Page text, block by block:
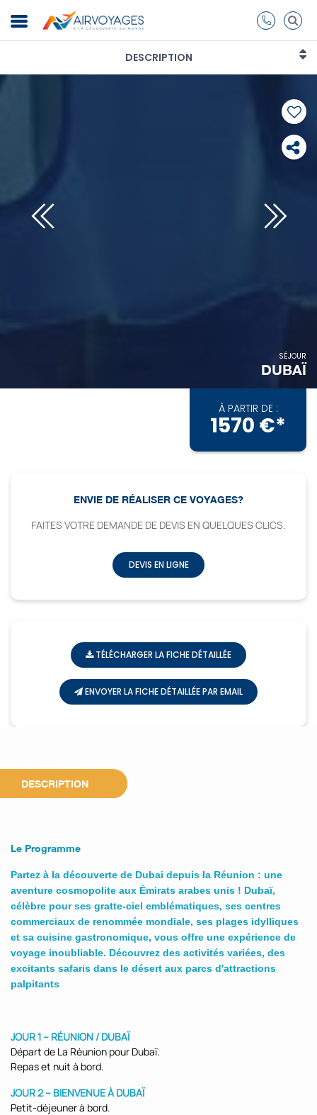
DESCRIPTION
SÉJOUR
DUBAÏ
À PARTIR DE :
1570 €*
ENVIE DE RÉALISER CE VOYAGES?
FAITES VOTRE DEMANDE DE DEVIS EN QUELQUES CLICS.
DEVIS EN LIGNE
TÉLÉCHARGER LA FICHE DÉTAILLÉE
ENVOYER LA FICHE DÉTAILLÉE PAR EMAIL
DESCRIPTION
Le Programme
Partez à la découverte de Dubai depuis la Réunion : une
aventure cosmopolite aux Émirats arabes unis ! Dubaï,
célèbre pour ses gratte-ciel emblématiques, ses centres
commerciaux de renommée mondiale, ses plages idylliques
et sa cuisine gastronomique, vous offre une expérience de
voyage inoubliable. Découvrez des activités variées, des
excitants safaris dans le désert aux parcs d'attractions
palpitants
JOUR 1 – RÉUNION / DUBAÏ
Départ de La Réunion pour Dubaï.
Repas et nuit à bord.
JOUR 2 – BIENVENUE À DUBAÏ
Petit-déjeuner à bord.